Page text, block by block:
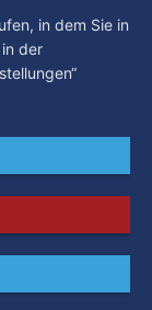
in dem Sie in
der